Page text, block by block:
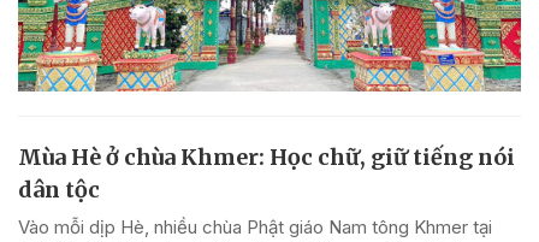
Mùa Hè ở chùa Khmer: Học chữ, giữ tiếng nói
dân tộc
Vào mỗi dịp Hè, nhiều chùa Phật giáo Nam tông Khmer tại